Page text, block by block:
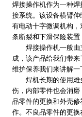
焊接操作机作为一种
接系统。该设备横臂
有电动十字微调机构
条断裂和下滑保险装置
焊接操作机一般
成，该产品给我们带
维护保养我们来讲解一
焊机长期的使用
伤，内部零件也会消
品零件的更换和外壳
作。不良品零件的更